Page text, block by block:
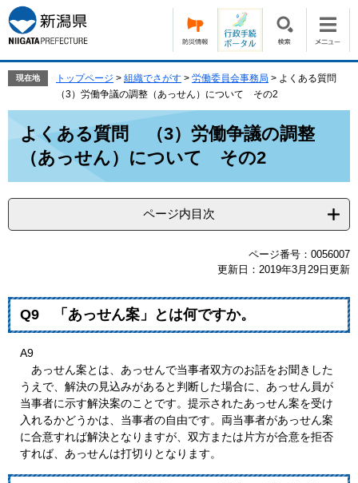
ー
ジ
の
で
ニ
ュ
ー
ば
現在地 トップページ > 組織でさがす > 労働委員会事務局 > よくある質問
（3）労働争議の調整（あっせん）について その2
よくある質問 （3）労働争議の調整
（あっせん）について その2
ページ内目次
ページ番号：0056007
更新日：2019年3月29日更新
Q9 「あっせん案」とは何ですか。
A9
あっせん案とは、あっせんで当事者双方のお話をお聞きした
うえで、解決の見込みがあると判断した場合に、あっせん員が
当事者に示す解決案のことです。提示されたあっせん案を受け
入れるかどうかは、当事者の自由です。両当事者があっせん案
に合意すれば解決となりますが、双方または片方が合意を拒否
すれば、あっせんは打切りとなります。